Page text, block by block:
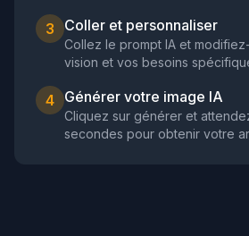
3 Coller et personnaliser
Collez le prompt IA et
vision et vos besoins
4 Générer votre image IA
Cliquez sur générer et
secondes pour obtenir votre